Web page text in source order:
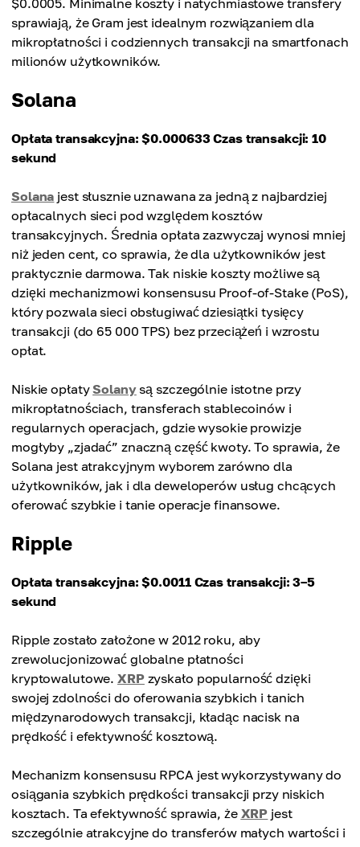
$0.0005. Minimalne koszty i natychmiastowe transfery
sprawiają, że Gram jest idealnym rozwiązaniem dla
mikropłatności i codziennych transakcji na smartfonach
milionów użytkowników.
Solana
Opłata transakcyjna: $0.000633 Czas transakcji: 10
sekund
Solana jest słusznie uznawana za jedną z najbardziej
opłacalnych sieci pod względem kosztów
transakcyjnych. Średnia opłata zazwyczaj wynosi mniej
niż jeden cent, co sprawia, że dla użytkowników jest
praktycznie darmowa. Tak niskie koszty możliwe są
dzięki mechanizmowi konsensusu Proof-of-Stake (PoS),
który pozwala sieci obsługiwać dziesiątki tysięcy
transakcji (do 65 000 TPS) bez przeciążeń i wzrostu
opłat.
Niskie opłatySolanysą szczególnie istotne przy
mikropłatnościach, transferach stablecoinów i
regularnych operacjach, gdzie wysokie prowizje
mogłyby „zjadać” znaczną część kwoty. To sprawia, że
Solana jest atrakcyjnym wyborem zarówno dla
użytkowników, jak i dla deweloperów usług chcących
oferować szybkie i tanie operacje finansowe.
Ripple
Opłata transakcyjna: $0.0011 Czas transakcji: 3–5
sekund
Ripple zostało założone w 2012 roku, aby
zrewolucjonizować globalne płatności
kryptowalutowe.XRPzyskało popularność dzięki
swojej zdolności do oferowania szybkich i tanich
międzynarodowych transakcji, kładąc nacisk na
prędkość i efektywność kosztową.
Mechanizm konsensusu RPCA jest wykorzystywany do
osiągania szybkich prędkości transakcji przy niskich
kosztach. Ta efektywność sprawia, że XRP jest
szczególnie atrakcyjne do transferów małych wartości i